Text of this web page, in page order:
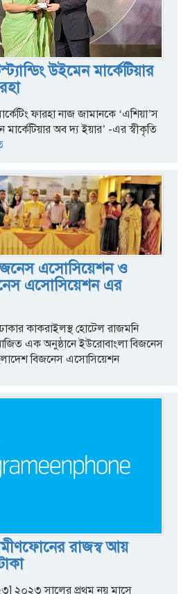
উইমেন মার্কেটিয়ার
ফারহা নাজ জামানকে ‘এশিয়া’স
অব দ্য ইয়ার’ -এর স্বীকৃতি
এসোসিয়েশন ও
এসোসিয়েশন এর
কাকরাইলস্থ হোটেল রাজমনি
এক অনুষ্ঠানে ইউরোবাংলা বিজনেস
বিজনেস এসোসিয়েশন
রাজস্ব আয়
২০২৩ সালের প্রথম নয় মাসে